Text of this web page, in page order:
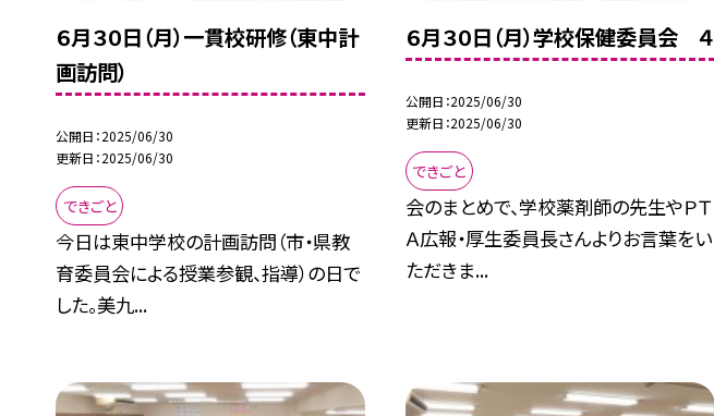
６月３０日（月）一貫校研修（東中計
画訪問）
公開日 2025/06/30
更新日 2025/06/30
できごと
今日は東中学校の計画訪問（市・県教
育委員会による授業参観、指導）の日で
した。美九...
６月３０日（月）学校保健委員会 ４
公開日 2025/06/30
更新日 2025/06/30
できごと
会のまとめで、学校薬剤師の先生やＰＴ
Ａ広報・厚生委員長さんよりお言葉をい
ただきま...